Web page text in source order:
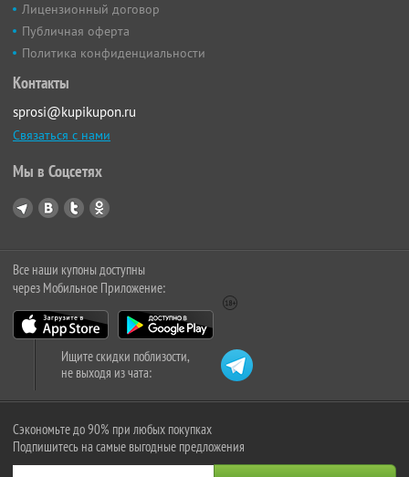
Лицензионный договор
Публичная оферта
Политика конфиденциальности
Контакты
sprosi@kupikupon.ru
Связаться с нами
Мы в Соцсетях
Все наши купоны доступны
через Мобильное Приложение:
Ищите скидки поблизости,
не выходя из чата:
Сэкономьте до 90% при любых покупках
Подпишитесь на самые выгодные предложения